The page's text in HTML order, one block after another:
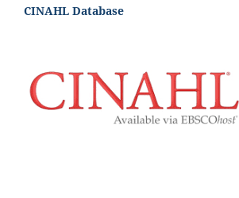
CINAHL Database